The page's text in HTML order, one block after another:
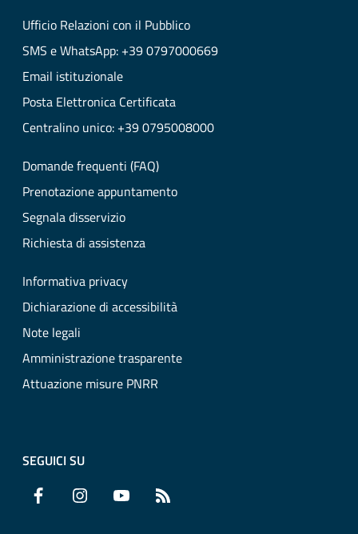
Ufficio Relazioni con il Pubblico
SMS e WhatsApp: +39 0797000669
Email istituzionale
Posta Elettronica Certificata
Centralino unico: +39 0795008000
Domande frequenti (FAQ)
Prenotazione appuntamento
Segnala disservizio
Richiesta di assistenza
Informativa privacy
Dichiarazione di accessibilità
Note legali
Amministrazione trasparente
Attuazione misure PNRR
SEGUICI SU
Facebook Instagram YouTube